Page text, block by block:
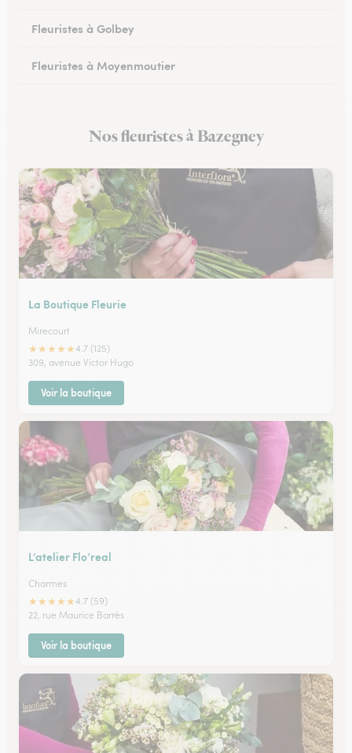
Fleuristes à Golbey
Fleuristes à Moyenmoutier
Fleuristes à Charmes
Nos fleuristes à Bazegney
La Boutique Fleurie
Mirecourt
★★★★★4.7 (125)
309, avenue Victor Hugo
Voir la boutique
L’atelier Flo’real
Charmes
★★★★★4.7 (59)
22, rue Maurice Barrès
Voir la boutique